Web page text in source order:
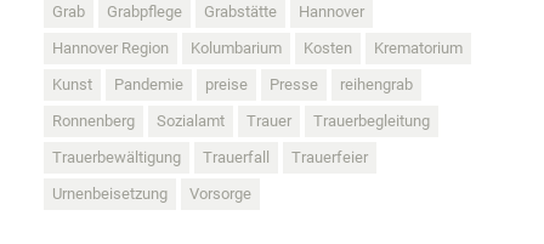
Grab
Grabpflege Grabstätte
Hannover
Hannover Region
Kolumbarium Kosten
Krematorium
Kunst
Pandemie preise Presse
reihengrab
Ronnenberg
Sozialamt Trauer
Trauerbegleitung
Trauerbewältigung
Trauerfall
Trauerfeier
Urnenbeisetzung
Vorsorge